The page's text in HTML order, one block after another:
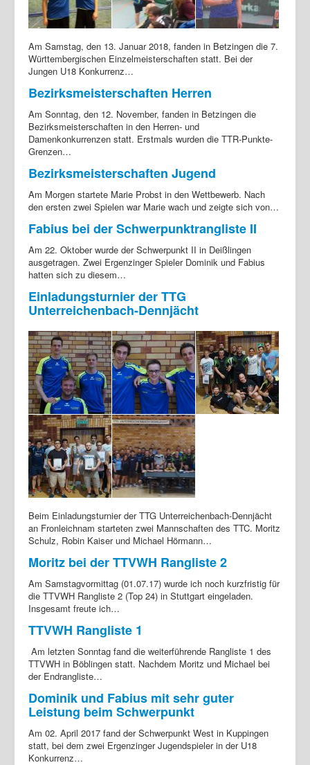
Am Samstag, den 13. Januar 2018, fanden in Betzingen die 7.
Württembergischen Einzelmeisterschaften statt. Bei der
Jungen U18 Konkurrenz…
Bezirksmeisterschaften Herren
Am Sonntag, den 12. November, fanden in Betzingen die
Bezirksmeisterschaften in den Herren- und
Damenkonkurrenzen statt. Erstmals wurden die TTR-Punkte-
Grenzen…
Bezirksmeisterschaften Jugend
Am Morgen startete Marie Probst in den Wettbewerb. Nach
den ersten zwei Spielen war Marie wach und zeigte sich von…
Fabius bei der Schwerpunktrangliste II
Am 22. Oktober wurde der Schwerpunkt II in Deißlingen
ausgetragen. Zwei Ergenzinger Spieler Dominik und Fabius
hatten sich zu diesem…
Einladungsturnier der TTG
Unterreichenbach-Dennjächt
Beim Einladungsturnier der TTG Unterreichenbach-Dennjächt
an Fronleichnam starteten zwei Mannschaften des TTC. Moritz
Schulz, Robin Kaiser und Michael Hörmann…
Moritz bei der TTVWH Rangliste 2
Am Samstagvormittag (01.07.17) wurde ich noch kurzfristig für
die TTVWH Rangliste 2 (Top 24) in Stuttgart eingeladen.
Insgesamt freute ich…
TTVWH Rangliste 1
Am letzten Sonntag fand die weiterführende Rangliste 1 des
TTVWH in Böblingen statt. Nachdem Moritz und Michael bei
der Endrangliste…
Dominik und Fabius mit sehr guter
Leistung beim Schwerpunkt
Am 02. April 2017 fand der Schwerpunkt West in Kuppingen
statt, bei dem zwei Ergenzinger Jugendspieler in der U18
Konkurrenz…